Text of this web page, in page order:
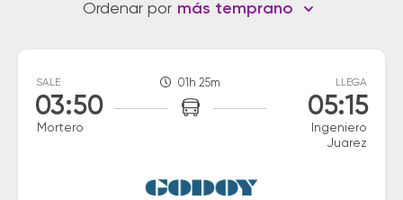
Ordenar por más temprano
SALE
03:50
Mortero
01h 25m LLEGA
05:15
Ingeniero
Juarez